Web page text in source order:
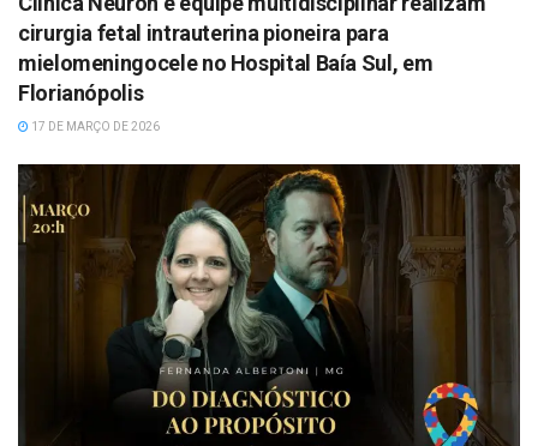
cirurgia fetal intrauterina pioneira para
mielomeningocele no Hospital Baía Sul, em
Florianópolis
17 DE MARÇO DE 2026